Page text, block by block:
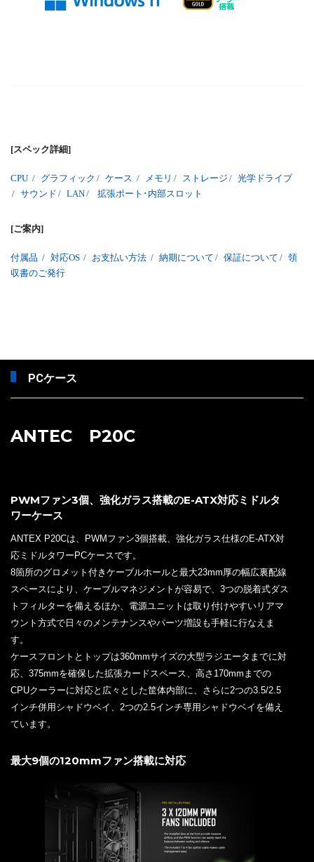
[スペック詳細]
CPU / グラフィック / ケース / メモリ / ストレージ / 光学ドライブ
/ サウンド / LAN/ 拡張ポート･内部スロット
[ご案内]
付属品 / 対応OS / お支払い方法 / 納期について / 保証について / 領
収書のご発行
PCケース
ANTEC P20C
PWMファン3個、強化ガラス搭載のE-ATX対応ミドルタ
ワーケース
ANTEX P20Cは、PWMファン3個搭載、強化ガラス仕様のE-ATX対
応ミドルタワーPCケースです。
8箇所のグロメット付きケーブルホールと最大23mm厚の幅広裏配線
スペースにより、ケーブルマネジメントが容易で、3つの脱着式ダス
トフィルターを備えるほか、電源ユニットは取り付けやすいリアマ
ウント方式で日々のメンテナンスやパーツ増設も手軽に行なえま
す。
ケースフロントとトップは360mmサイズの大型ラジエータまでに対
応、375mmを確保した拡張カードスペース、高さ170mmまでの
CPUクーラーに対応と広々とした筐体内部に、さらに2つの3.5/2.5
インチ併用シャドウベイ、2つの2.5インチ専用シャドウベイを備え
ています。
最大9個の120mmファン搭載に対応